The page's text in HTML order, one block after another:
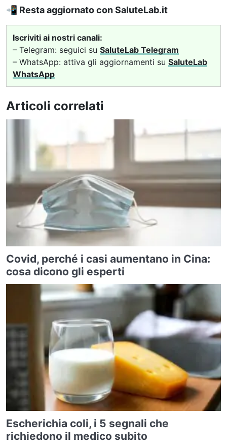
📲 Resta aggiornato con SaluteLab.it
Iscriviti ai nostri canali:
– Telegram: seguici su SaluteLab Telegram
– WhatsApp: attiva gli aggiornamenti su SaluteLab
WhatsApp
Articoli correlati
Covid, perché i casi aumentano in Cina:
cosa dicono gli esperti
Escherichia coli, i 5 segnali che
richiedono il medico subito